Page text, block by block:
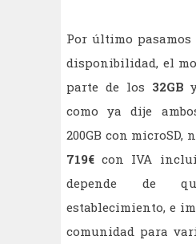
Por último
disponibilidad, el
parte de los 32GB
como ya dije
200GB con microSD,
719€ con IVA
depende de
establecimiento, e
comunidad para